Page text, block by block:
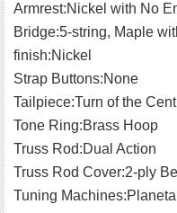
Armrest:Nickel with No
Bridge:5-string, Maple
finish:Nickel
Strap Buttons:None
Tailpiece:Turn of the
Tone Ring:Brass Hoop
Truss Rod:Dual Action
Truss Rod Cover:2-ply
Tuning